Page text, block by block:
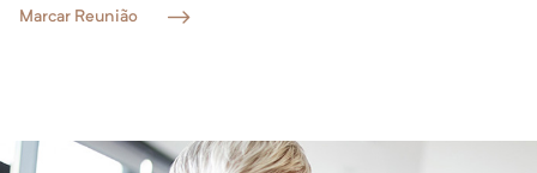
Marcar Reunião